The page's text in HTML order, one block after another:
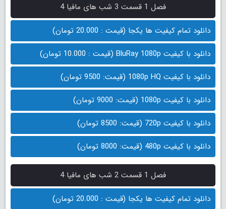
فصل 1 قسمت 3 شب های مافیا 4
دانلود تمام کیفیت ها یکجا (قیمت : 20.000 تومان)
دانلود با کیفیت BluRay 1080p (قیمت : 10.000 تومان)
دانلود با کیفیت 1080p HQ (قیمت: 9500 تومان)
دانلود با کیفیت 1080p (قیمت: 9000 تومان)
دانلود با کیفیت 720p (قیمت: 8500 تومان)
دانلود با کیفیت 480p (قیمت: 8000 تومان)
فصل 1 قسمت 2 شب های مافیا 4
دانلود تمام کیفیت ها یکجا (قیمت : 20.000 تومان)